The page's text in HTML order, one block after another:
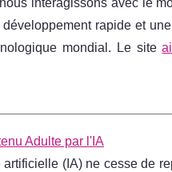
interagissons avec le
rapide et
mondial. Le site
Adulte par l'IA
(IA) ne cesse de